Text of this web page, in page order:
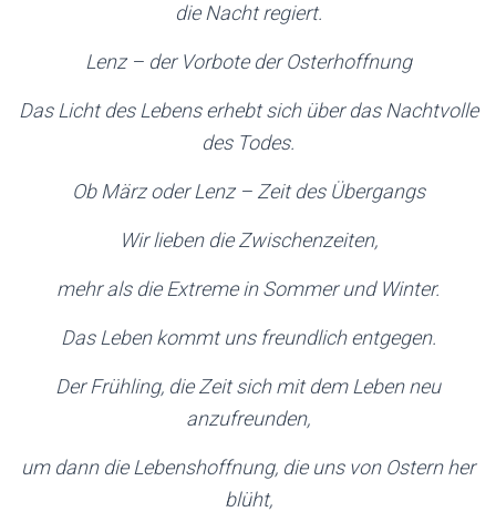
die Nacht regiert.
Lenz – der Vorbote der Osterhoffnung
Das Licht des Lebens erhebt sich über das Nachtvolle
des Todes.
Ob März oder Lenz – Zeit des Übergangs
Wir lieben die Zwischenzeiten,
mehr als die Extreme in Sommer und Winter.
Das Leben kommt uns freundlich entgegen.
Der Frühling, die Zeit sich mit dem Leben neu
anzufreunden,
um dann die Lebenshoffnung, die uns von Ostern her
blüht,